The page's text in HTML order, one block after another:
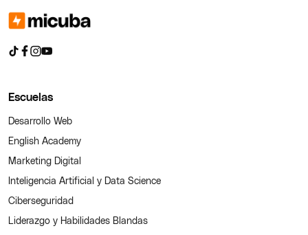
Escuelas
Desarrollo Web
English Academy
Marketing Digital
Inteligencia Artificial y Data Science
Ciberseguridad
Liderazgo y Habilidades Blandas